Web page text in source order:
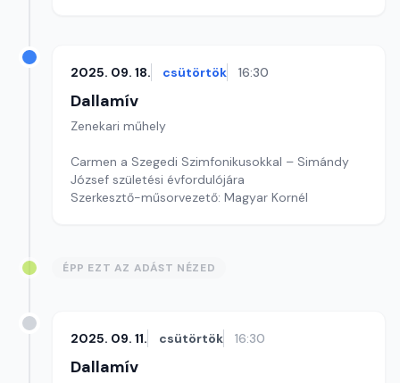
2025. 09. 18. csütörtök 16:30
Dallamív
Zenekari műhely
Carmen a Szegedi Szimfonikusokkal – Simándy
József születési évfordulójára
Szerkesztő-műsorvezető: Magyar Kornél
ÉPP EZT AZ ADÁST NÉZED
2025. 09. 11. csütörtök 16:30
Dallamív